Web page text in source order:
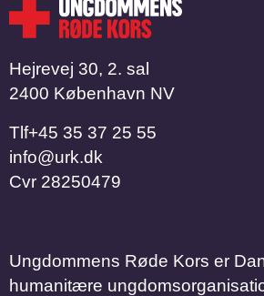
Hejrevej 30, 2. sal
2400 København NV
Tlf​​​​​​​+45 35 37 25 55
info@urk.dk
Cvr 28250479
Ungdommens Røde Kors er
humanitære